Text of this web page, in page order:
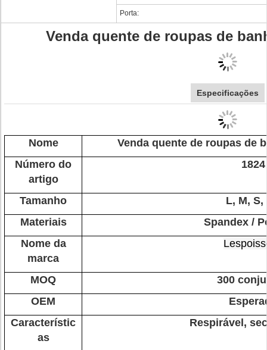
Porta:
Venda quente de roupas de
Especificações
Nome
Venda quente de roupas de
Número do
artigo
1824
Tamanho
L, M, S,
Materiais
Spandex /
Nome da
marca
MOQ
300
OEM
Característic
as
Respirável,